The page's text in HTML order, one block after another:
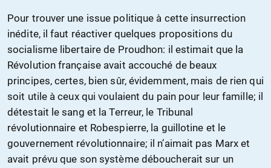
Pour trouver une issue politique à cette insurrection
inédite, il faut réactiver quelques propositions du
socialisme libertaire de Proudhon: il estimait que la
Révolution française avait accouché de beaux
principes, certes, bien sûr, évidemment, mais de rien qui
soit utile à ceux qui voulaient du pain pour leur famille; il
détestait le sang et la Terreur, le Tribunal
révolutionnaire et Robespierre, la guillotine et le
gouvernement révolutionnaire; il n’aimait pas Marx et
avait prévu que son système déboucherait sur un